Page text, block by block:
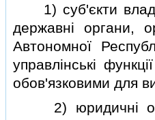
1) суб'єкти
державнi органи,
Автономної
управлiнськi
обов'язковими для
2) юридичнi